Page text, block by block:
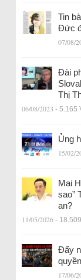
Tin
Đức
07/08/
Đài
Thị
06/08/2023 - 5.165
Ủng
15/02/
Mai
sao”
an?
11/05/2026 -
Đẩy
17/06/